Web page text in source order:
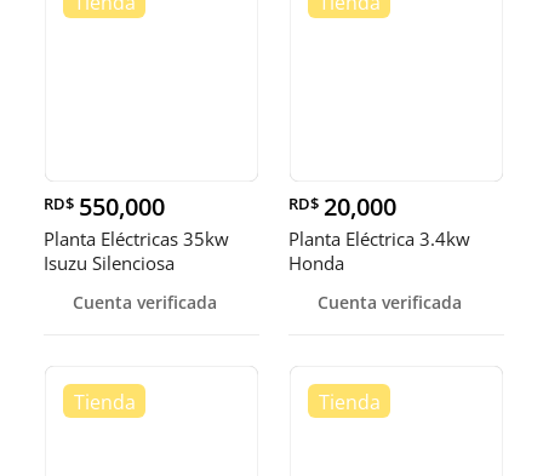
RD$ 550,000
Planta Eléctricas 35kw
Isuzu Silenciosa
Cuenta verificada
RD$ 20,000
Planta Eléctrica 3.4kw
Honda
Cuenta verificada